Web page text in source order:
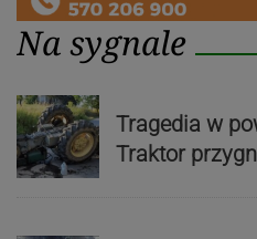
Na sygnale
Tragedia w
Traktor